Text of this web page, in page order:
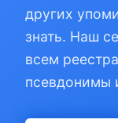
других
знать. Наш
всем
псевдонимы